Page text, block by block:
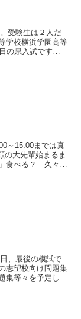
受験生は２人だ
学校横浜学園高等
の県入試です。
～15:00までは真
の大先輩始まるま
食べる？ 久々に
、最後の模試で
志望校向け問題集
集等々を予定して